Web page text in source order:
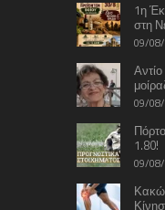
1η
στη
09/
09/
1.80!
09/